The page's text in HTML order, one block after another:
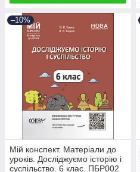
–10%
Мій конспект. Матеріали до
уроків. Досліджуємо історію і
суспільство. 6 клас. ПБР002